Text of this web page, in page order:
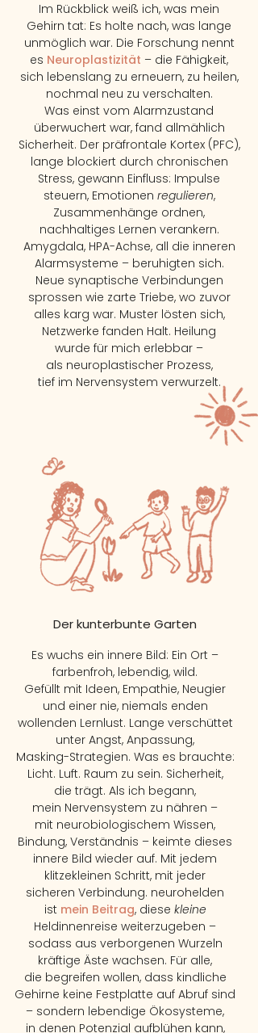
Im Rückblick weiß ich, was mein
Gehirn tat: Es holte nach, was lange
unmöglich war. Die Forschung nennt
es Neuroplastizität – die Fähigkeit,
sich lebenslang zu erneuern, zu heilen,
nochmal neu zu verschalten.
Was einst vom Alarmzustand
überwuchert war, fand allmählich
Sicherheit. Der präfrontale Kortex (PFC),
lange blockiert durch chronischen
Stress, gewann Einfluss: Impulse
steuern, Emotionen regulieren,
Zusammenhänge ordnen,
nachhaltiges Lernen verankern.
Amygdala, HPA-Achse, all die inneren
Alarmsysteme – beruhigten sich.
Neue synaptische Verbindungen
sprossen wie zarte Triebe, wo zuvor
alles karg war. Muster lösten sich,
Netzwerke fanden Halt. Heilung
wurde für mich erlebbar –
als neuroplastischer Prozess,
tief im Nervensystem verwurzelt.
Der kunterbunte Garten
Es wuchs ein innere Bild: Ein Ort –
farbenfroh, lebendig, wild.
Gefüllt mit Ideen, Empathie, Neugier
und einer nie, niemals enden
wollenden Lernlust. Lange verschüttet
unter Angst, Anpassung,
Masking-Strategien. Was es brauchte:
Licht. Luft. Raum zu sein. Sicherheit,
die trägt. Als ich begann,
mein Nervensystem zu nähren –
mit neurobiologischem Wissen,
Bindung, Verständnis – keimte dieses
innere Bild wieder auf. Mit jedem
klitzekleinen Schritt, mit jeder
sicheren Verbindung. neurohelden
ist mein Beitrag, diese kleine
Heldinnenreise weiterzugeben –
sodass aus verborgenen Wurzeln
kräftige Äste wachsen. Für alle,
die begreifen wollen, dass kindliche
Gehirne keine Festplatte auf Abruf sind
– sondern lebendige Ökosysteme,
in denen Potenzial aufblühen kann,